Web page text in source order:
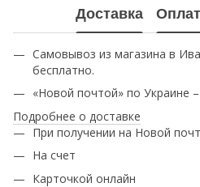
Доставка
Самовывоз из магазина в
бесплатно.
«Новой почтой» по Украине
Подробнее о доставке
При получении на Новой
На счет
Карточкой онлайн